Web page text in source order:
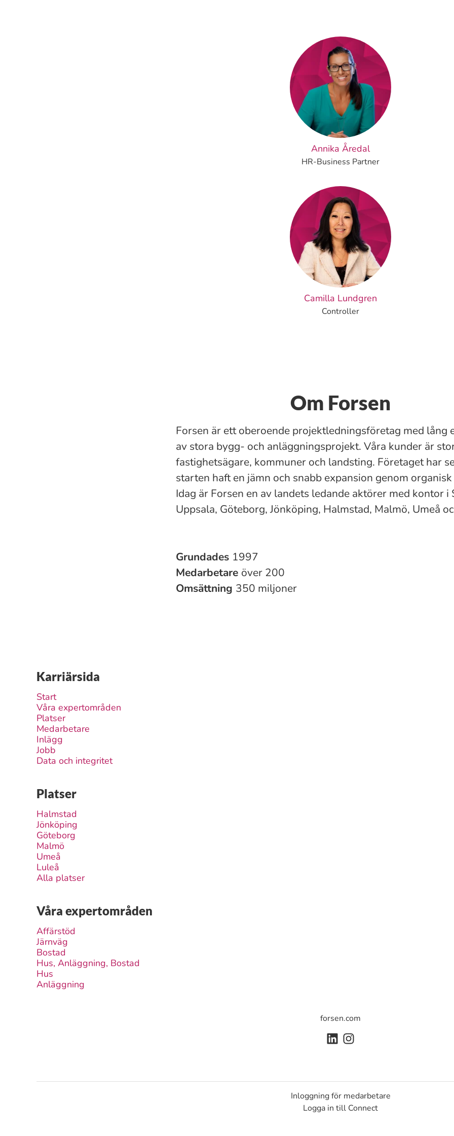
Annika Åredal
HR-Business Partner
Camilla Lundgren
Controller
Om Forsen
Forsen är ett oberoende projektledningsföretag med lång
av stora bygg- och anläggningsprojekt. Våra kunder är
fastighetsägare, kommuner och landsting. Företaget har
starten haft en jämn och snabb expansion genom
Idag är Forsen en av landets ledande aktörer med kontor i
Uppsala, Göteborg, Jönköping, Halmstad, Malmö, Umeå
Grundades 1997
Medarbetare över 200
Omsättning 350 miljoner
Karriärsida
Start
Våra expertområden
Platser
Medarbetare
Inlägg
Jobb
Data och integritet
Platser
Halmstad
Jönköping
Göteborg
Malmö
Umeå
Luleå
Alla platser
Våra expertområden
Affärstöd
Järnväg
Bostad
Hus, Anläggning, Bostad
Hus
Anläggning
forsen.com
Inloggning för medarbetare
Logga in till Connect